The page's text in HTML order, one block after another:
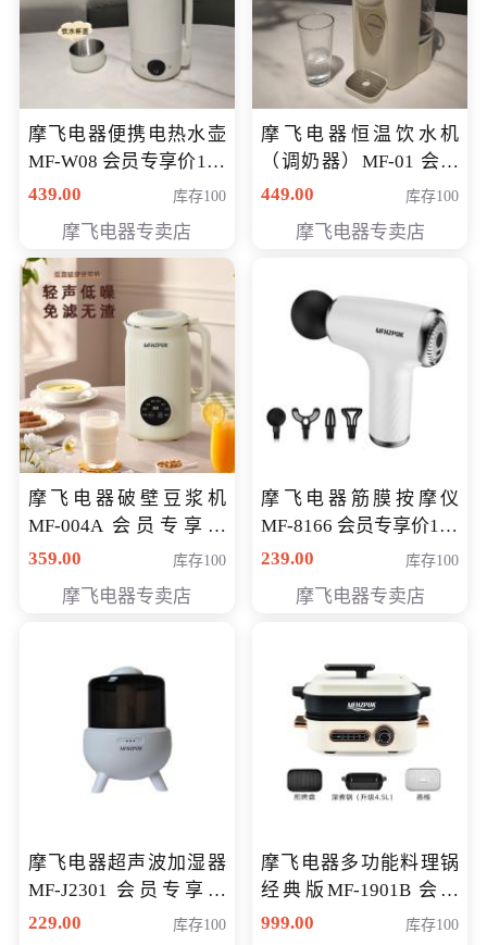
摩飞电器便携电热水壶
MF-W08 会员专享价198
元
439.00 库存100
摩飞电器专卖店
摩飞电器恒温饮水机
（调奶器）MF-01 会员
专享价366元
449.00 库存100
摩飞电器专卖店
摩飞电器破壁豆浆机
MF-004A 会员专享价
168元
359.00 库存100
摩飞电器专卖店
摩飞电器筋膜按摩仪
MF-8166 会员专享价168
元
239.00 库存100
摩飞电器专卖店
摩飞电器超声波加湿器
MF-J2301 会员专享价
168元
229.00 库存100
摩飞电器多功能料理锅
经典版MF-1901B 会员
专享价399元
999.00 库存100